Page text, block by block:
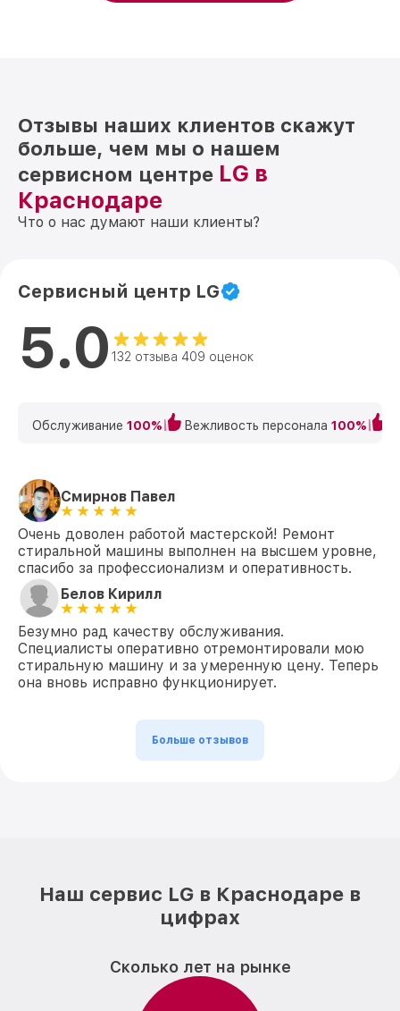
Отзывы наших клиентов скажут
больше, чем мы о нашем
сервисном центре LG в
Краснодаре
Что о нас думают наши клиенты?
Сервисный центр LG
5.0 132 отзыва 409 оценок
Обслуживание 100% Вежливость персонала 100%
Смирнов Павел
Очень доволен работой мастерской! Ремонт
стиральной машины выполнен на высшем уровне,
спасибо за профессионализм и оперативность.
Белов Кирилл
Безумно рад качеству обслуживания.
Специалисты оперативно отремонтировали мою
стиральную машину и за умеренную цену. Теперь
она вновь исправно функционирует.
Больше отзывов
Наш сервис LG в Краснодаре в
цифрах
Сколько лет на рынке